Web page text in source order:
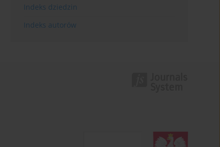
Indeks dziedzin
Indeks autorów